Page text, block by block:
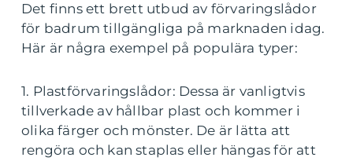
Det finns ett brett utbud av förvaringslådor
för badrum tillgängliga på marknaden idag.
Här är några exempel på populära typer:
1. Plastförvaringslådor: Dessa är vanligtvis
tillverkade av hållbar plast och kommer i
olika färger och mönster. De är lätta att
rengöra och kan staplas eller hängas för att